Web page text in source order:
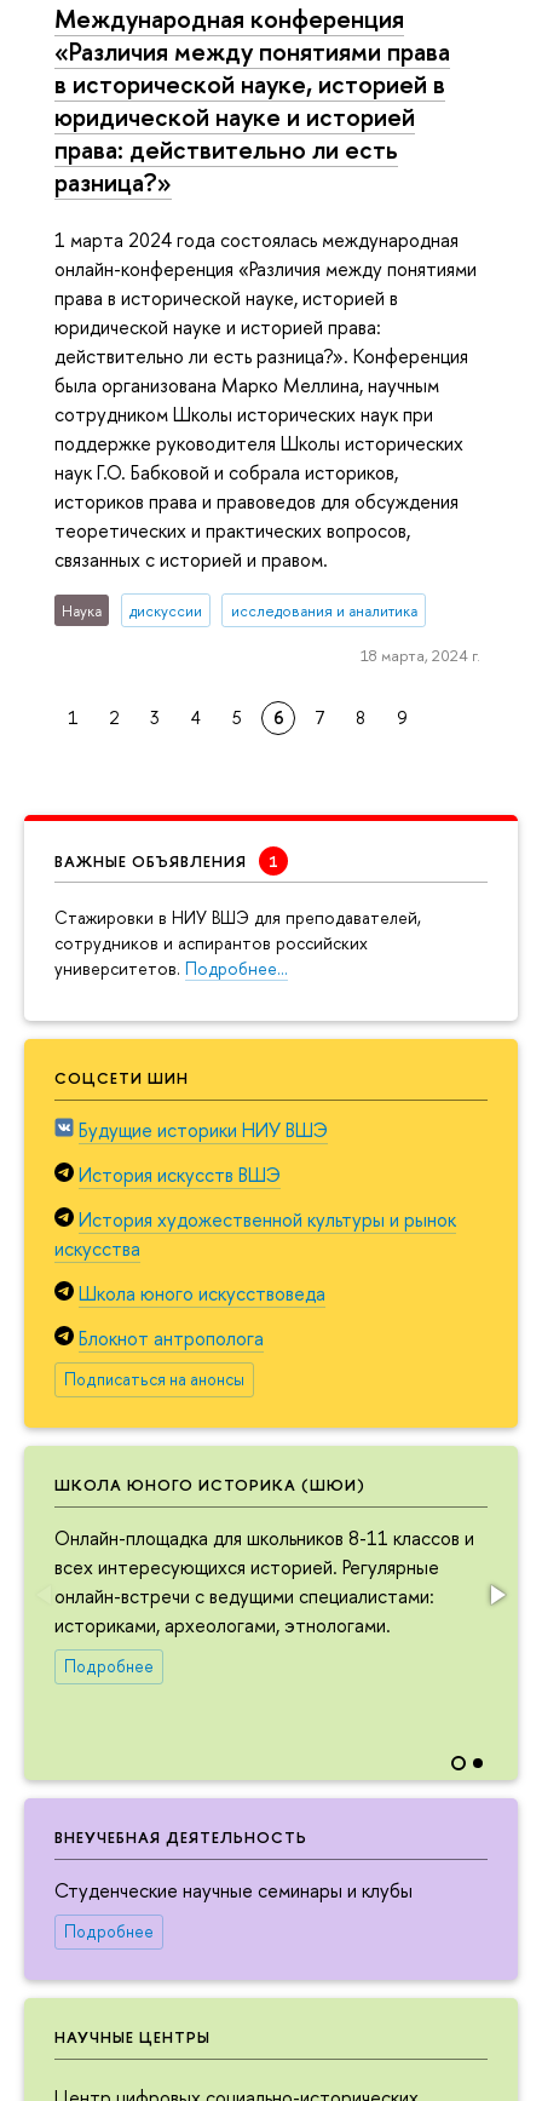
ВАЖНЫЕ ОБЪЯВЛЕНИЯ
Cтажировки в НИУ ВШЭ для преподавателей,
сотрудников и аспирантов российских
университетов. Подробнее…
СОЦСЕТИ ШИН
Будущие историки НИУ ВШЭ
История искусств ВШЭ
История художественной культуры и рынок
искусства
Школа юного искусствоведа
Блокнот антрополога
Подписаться на анонсы
ШКОЛА ЮНОГО ИСТОРИКА (ШЮИ)
Онлайн-площадка для школьников 8-11 классов и
всех интересующихся историей. Регулярные
онлайн-встречи с ведущими специалистами:
историками, археологами, этнологами.
Подробнее
ВНЕУЧЕБНАЯ ДЕЯТЕЛЬНОСТЬ
Студенческие научные семинары и клубы
Подробнее
НАУЧНЫЕ ЦЕНТРЫ
Меж­ду­на­род­ная конференция
«Различия между понятиями права
в ис­то­ри­че­ской науке, историей в
юридической науке и историей
права: дей­стви­тель­но ли есть
разница?»
1 марта 2024 года состоялась международная
онлайн-конференция «Различия между понятиями
права в исторической науке, историей в
юридической науке и историей права:
действительно ли есть разница?». Конференция
была организована Марко Меллина, научным
сотрудником Школы исторических наук при
поддержке руководителя Школы исторических
наук Г.О. Бабковой и собрала историков,
историков права и правоведов для обсуждения
теоретических и практических вопросов,
связанных с историей и правом.
Наука дискуссии исследования и аналитика
18 марта, 2024 г.
1 2 3 4 5 6 7 8 9